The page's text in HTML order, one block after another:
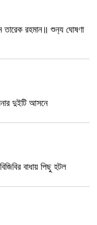
তারেক রহমান॥ শুন‍্য ঘোষণা
দুইটি আসনে
বাধায় পিছু হটল